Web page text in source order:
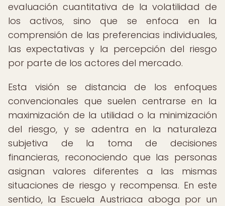
evaluación cuantitativa de la volatilidad de
los activos, sino que se enfoca en la
comprensión de las preferencias individuales,
las expectativas y la percepción del riesgo
por parte de los actores del mercado.
Esta visión se distancia de los enfoques
convencionales que suelen centrarse en la
maximización de la utilidad o la minimización
del riesgo, y se adentra en la naturaleza
subjetiva de la toma de decisiones
financieras, reconociendo que las personas
asignan valores diferentes a las mismas
situaciones de riesgo y recompensa. En este
sentido, la Escuela Austriaca aboga por un